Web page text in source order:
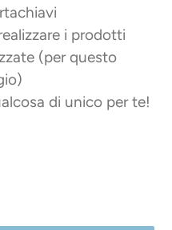
i prodotti
(per questo
di unico per te!